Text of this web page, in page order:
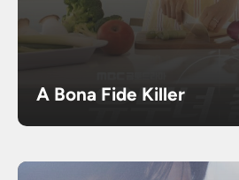
A Bona Fide Killer